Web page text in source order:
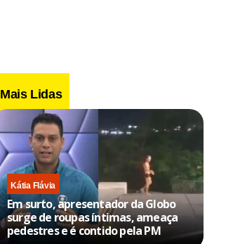
Mais Lidas
Kátia Flávia
Em surto, apresentador da Globo
surge de roupas íntimas, ameaça
pedestres e é contido pela PM